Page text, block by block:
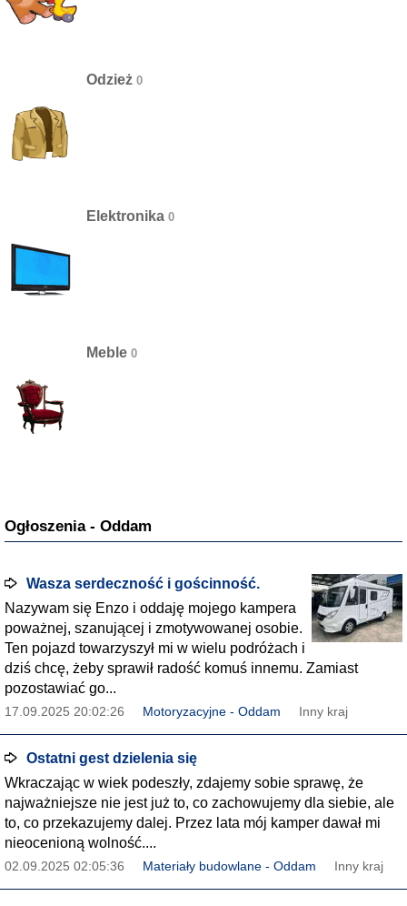
Odzież
Elektronika
Meble
Ogłoszenia - Oddam
Wasza serdeczność i gościnność.
Nazywam się Enzo i oddaję mojego kampera
poważnej, szanującej i zmotywowanej osobie.
Ten pojazd towarzyszył mi w wielu podróżach i
dziś chcę, żeby sprawił radość komuś innemu. Zamiast
pozostawiać go...
17.09.2025 20:02:26 Motoryzacyjne - Oddam Inny kraj
Ostatni gest dzielenia się
Wkraczając w wiek podeszły, zdajemy sobie sprawę, że
najważniejsze nie jest już to, co zachowujemy dla siebie, ale
to, co przekazujemy dalej. Przez lata mój kamper dawał mi
nieocenioną wolność....
02.09.2025 02:05:36 Materiały budowlane - Oddam Inny kraj